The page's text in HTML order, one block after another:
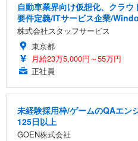
自動車業界向け仮想化、クラ
要件定義/ITサービス企業/
株式会社スタッフサービス
東京都
月給23万5,000円～55万円
正社員
未経験採用枠/ゲームのQAエン
125日以上
GOEN株式会社